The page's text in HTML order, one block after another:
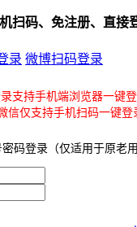
扫码、免注册、直接
录 微博扫码登录
支持手机端浏览器一键
信仅支持手机扫码一键登
密码登录（仅适用于原老用